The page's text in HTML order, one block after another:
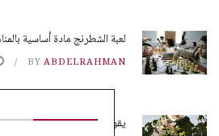
لعبة الشطرنج مادة أساسية
BY ABDELRAHMAN
يقوم النمل بزراعة محاصيله